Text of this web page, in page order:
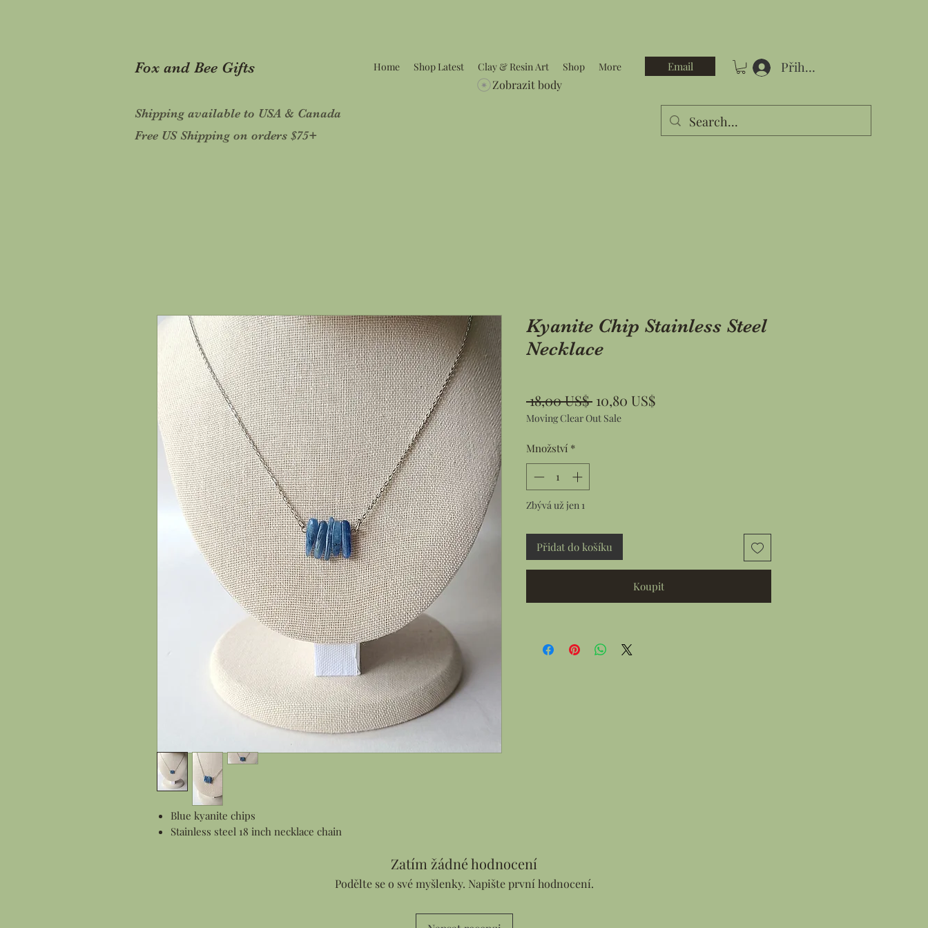
Home Shop Latest Clay & Resin Art Shop More Email Přihlásit se
Fox and Bee Gifts
Shipping available to USA & Canada
Zobrazit body
Free US Shipping on orders $75+
Blue kyanite chips
Stainless steel 18 inch necklace chain
Kyanite Chip Stainless Steel
Necklace
18,00 US$ Běžná
cena
10,80 US$Zvýhodněná
Moving Clear Out Sale
Množství *
Zbývá už jen 1
Přidat do košíku
Koupit
Zatím žádné hodnocení
Podělte se o své myšlenky. Napište první hodnocení.